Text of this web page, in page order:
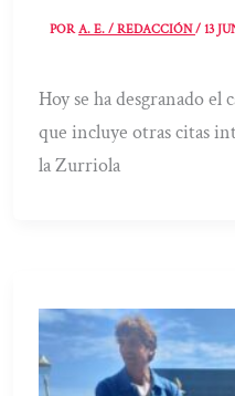
PORA. E. / REDACCIÓN/13
Hoy se ha desgranado el
que incluye otras citas
la Zurriola